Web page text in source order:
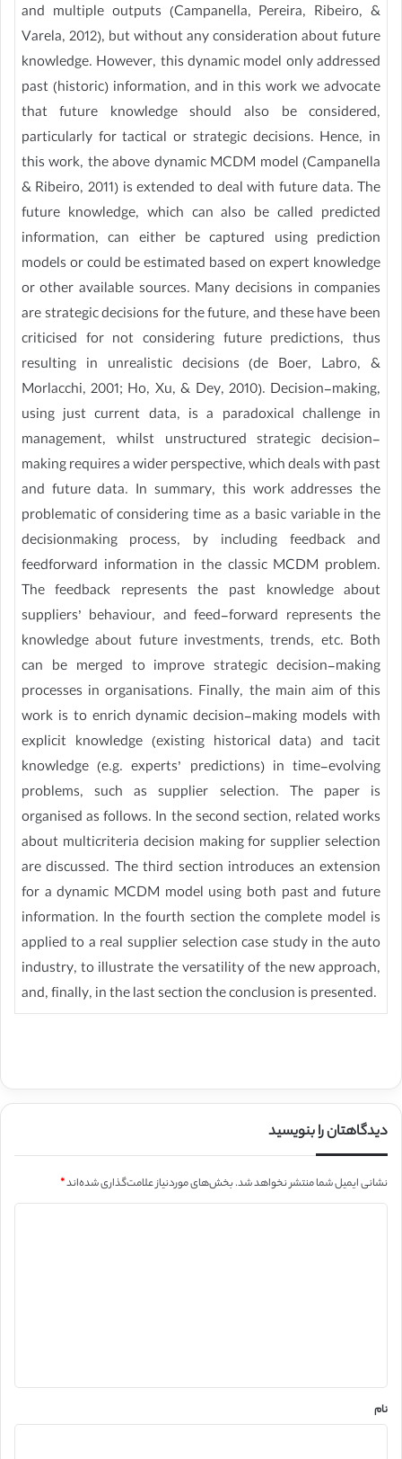
and multiple outputs (Campanella, Pereira, Ribeiro, &
Varela, 2012), but without any consideration about future
knowledge. However, this dynamic model only addressed
past (historic) information, and in this work we advocate
that future knowledge should also be considered,
particularly for tactical or strategic decisions. Hence, in
this work, the above dynamic MCDM model (Campanella
& Ribeiro, 2011) is extended to deal with future data. The
future knowledge, which can also be called predicted
information, can either be captured using prediction
models or could be estimated based on expert knowledge
or other available sources. Many decisions in companies
are strategic decisions for the future, and these have been
criticised for not considering future predictions, thus
resulting in unrealistic decisions (de Boer, Labro, &
Morlacchi, 2001; Ho, Xu, & Dey, 2010). Decision-making,
using just current data, is a paradoxical challenge in
management, whilst unstructured strategic decision-
making requires a wider perspective, which deals with past
and future data. In summary, this work addresses the
problematic of considering time as a basic variable in the
decisionmaking process, by including feedback and
feedforward information in the classic MCDM problem.
The feedback represents the past knowledge about
suppliers’ behaviour, and feed-forward represents the
knowledge about future investments, trends, etc. Both
can be merged to improve strategic decision-making
processes in organisations. Finally, the main aim of this
work is to enrich dynamic decision-making models with
explicit knowledge (existing historical data) and tacit
knowledge (e.g. experts’ predictions) in time-evolving
problems, such as supplier selection. The paper is
organised as follows. In the second section, related works
about multicriteria decision making for supplier selection
are discussed. The third section introduces an extension
for a dynamic MCDM model using both past and future
information. In the fourth section the complete model is
applied to a real supplier selection case study in the auto
industry, to illustrate the versatility of the new approach,
and, finally, in the last section the conclusion is presented.
دیدگاهتان را بنویسید
نشانی ایمیل شما منتشر نخواهد شد.بخش‌های موردنیاز علامت‌گذاری شده‌اند*
نام